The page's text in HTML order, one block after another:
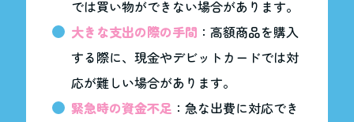
では買い物ができない場合があります。
大きな支出の際の手間 ：高額商品を購入
する際に、現金やデビットカードでは対
応が難しい場合があります。
緊急時の資金不足 ：急な出費に対応でき